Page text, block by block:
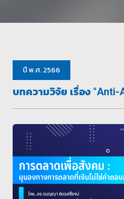
ปี พ.ศ. 2566
บทความวิจัย เรื่อง "Anti-